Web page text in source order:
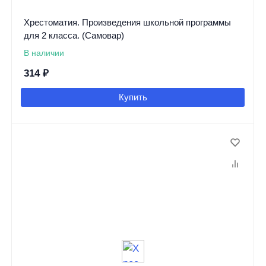
Хрестоматия. Произведения школьной программы
для 2 класса. (Самовар)
В наличии
314 ₽
Купить